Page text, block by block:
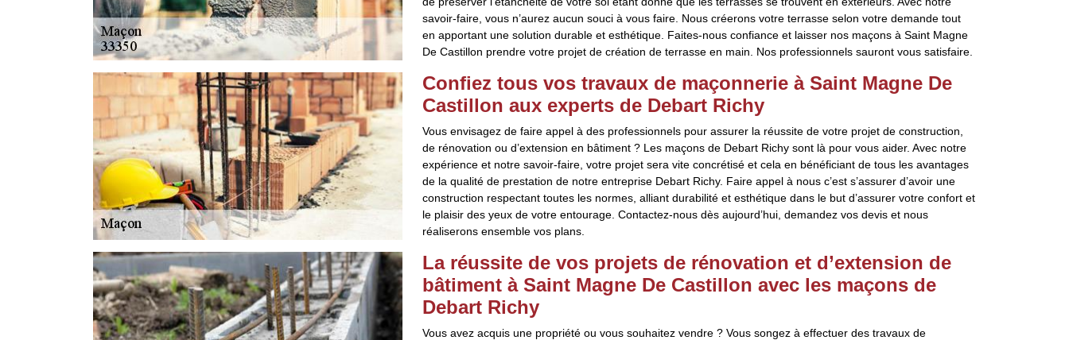
savoir-faire, vous n’aurez aucun souci à vous faire. Nous créerons votre terrasse selon votre demande tout
en apportant une solution durable et esthétique. Faites-nous confiance et laisser nos maçons à Saint Magne
De Castillon prendre votre projet de création de terrasse en main. Nos professionnels sauront vous satisfaire.
Confiez tous vos travaux de maçonnerie à Saint Magne De
Castillon aux experts de Debart Richy
Vous envisagez de faire appel à des professionnels pour assurer la réussite de votre projet de construction,
de rénovation ou d’extension en bâtiment ? Les maçons de Debart Richy sont là pour vous aider. Avec notre
expérience et notre savoir-faire, votre projet sera vite concrétisé et cela en bénéficiant de tous les avantages
de la qualité de prestation de notre entreprise Debart Richy. Faire appel à nous c’est s’assurer d’avoir une
construction respectant toutes les normes, alliant durabilité et esthétique dans le but d’assurer votre confort et
le plaisir des yeux de votre entourage. Contactez-nous dès aujourd’hui, demandez vos devis et nous
réaliserons ensemble vos plans.
La réussite de vos projets de rénovation et d’extension de
bâtiment à Saint Magne De Castillon avec les maçons de
Debart Richy
Vous avez acquis une propriété ou vous souhaitez vendre ? Vous songez à effectuer des travaux de